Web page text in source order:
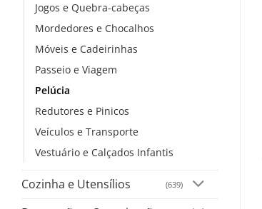
Jogos e Quebra-cabeças
Mordedores e Chocalhos
Móveis e Cadeirinhas
Passeio e Viagem
Pelúcia
Redutores e Pinicos
Veículos e Transporte
Vestuário e Calçados Infantis
Cozinha e Utensílios (639)